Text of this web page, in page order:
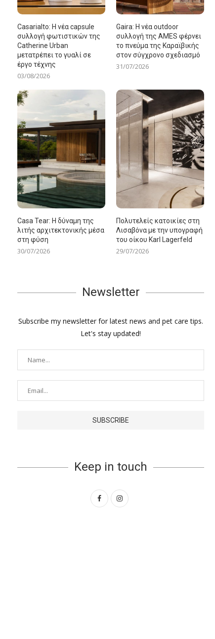
Casarialto: Η νέα capsule
συλλογή φωτιστικών της
Catherine Urban
μετατρέπει το γυαλί σε
έργο τέχνης
03/08/2026
Gaira: Η νέα outdoor
συλλογή της AMES φέρνει
το πνεύμα της Καραϊβικής
στον σύγχρονο σχεδιασμό
31/07/2026
Casa Tear: Η δύναμη της
λιτής αρχιτεκτονικής μέσα
στη φύση
30/07/2026
Πολυτελείς κατοικίες στη
Λισαβόνα με την υπογραφή
του οίκου Karl Lagerfeld
29/07/2026
Newsletter
Subscribe my newsletter for latest news and pet care tips.
Let's stay updated!
Keep in touch